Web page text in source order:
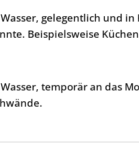
gelegentlich und
Beispielsweise
temporär an das